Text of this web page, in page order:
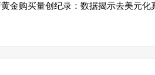
黄金购买量创纪录：数据揭示去美元化